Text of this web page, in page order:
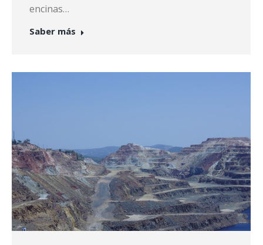
encinas…
Saber más